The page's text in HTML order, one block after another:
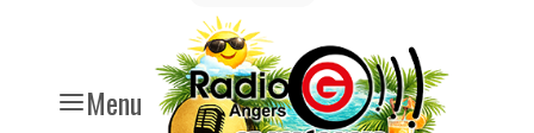
Menu